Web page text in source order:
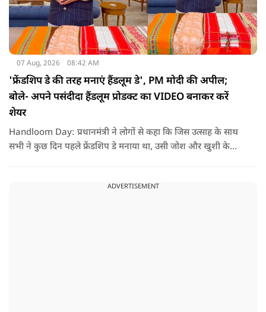
07 Aug, 2026 08:42 AM
'फ्रेंडशिप डे की तरह मनाएं हैंडलूम डे', PM मोदी की अपील;
बोले- अपने पसंदीदा हैंडलूम प्रोडक्ट का VIDEO बनाकर करें
शेयर
Handloom Day: प्रधानमंत्री ने लोगों से कहा कि जिस उत्साह के साथ
सभी ने कुछ दिन पहले फ्रेंडशिप डे मनाया था, उसी जोश और खुशी के
ADVERTISEMENT